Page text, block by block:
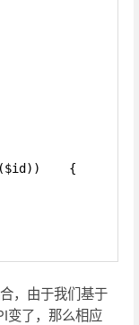
{
，由于我们基于
变了，那么相应